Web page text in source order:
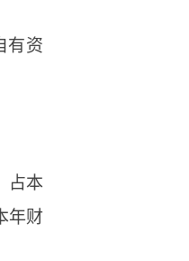
有资
占本
年财